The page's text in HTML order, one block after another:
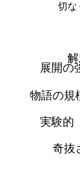
切な
奇抜
実験的
物語の規
展開の